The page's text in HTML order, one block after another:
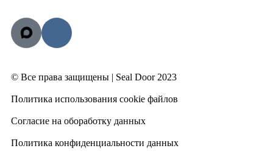
© Все права защищены | Seal Door 2023
Политика использования cookie файлов
Согласие на обоработку данных
Политика конфиденциальности данных